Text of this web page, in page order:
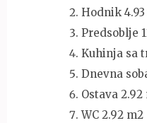
Hodnik
Predsoblje
Kuhinja sa
Dnevna
Ostava 2.92
WC 2.92 m2